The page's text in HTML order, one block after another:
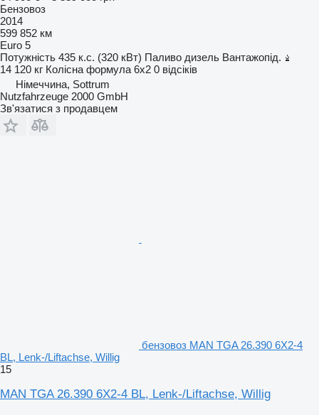
Бензовоз
2014
599 852 км
Euro 5
Потужність 435 к.с. (320 кВт) Паливо дизель Вантажопід.
14 120 кг Колісна формула 6x2 0 відсіків
Німеччина, Sottrum
Nutzfahrzeuge 2000 GmbH
Зв'язатися з продавцем
бензовоз MAN TGA 26.390 6X2-4
BL, Lenk-/Liftachse, Willig
15
MAN TGA 26.390 6X2-4 BL, Lenk-/Liftachse, Willig